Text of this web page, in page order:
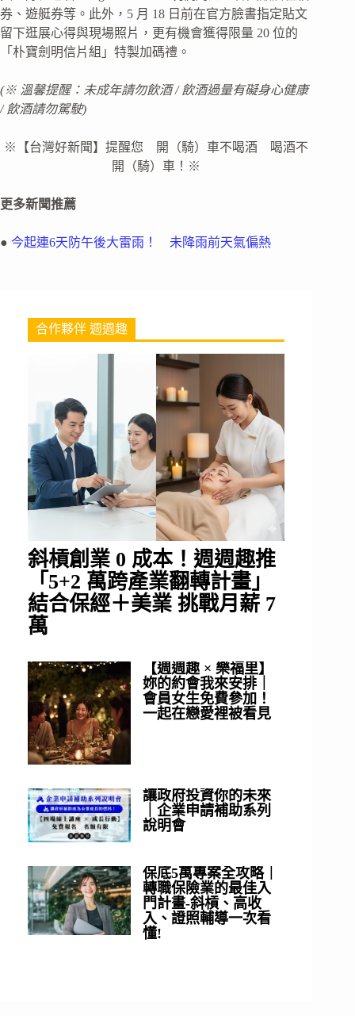
券、遊艇券等。此外，5 月 18 日前在官方臉書指定貼文
留下逛展心得與現場照片，更有機會獲得限量 20 位的
「朴寶劍明信片組」特製加碼禮。
(※ 溫馨提醒：未成年請勿飲酒 / 飲酒過量有礙身心健康
/ 飲酒請勿駕駛)
※【台灣好新聞】提醒您 開（騎）車不喝酒 喝酒不
開（騎）車！※
更多新聞推薦
● 今起連6天防午後大雷雨！ 未降雨前天氣偏熱
合作夥伴 週週趣
斜槓創業 0 成本！週週趣推
「5+2 萬跨產業翻轉計畫」
結合保經＋美業 挑戰月薪 7
萬
【週週趣 × 樂福里】
妳的約會我來安排｜
會員女生免費參加！
一起在戀愛裡被看見
讓政府投資你的未來
｜企業申請補助系列
說明會
保底5萬專案全攻略｜
轉職保險業的最佳入
門計畫-斜槓、高收
入、證照輔導一次看
懂!